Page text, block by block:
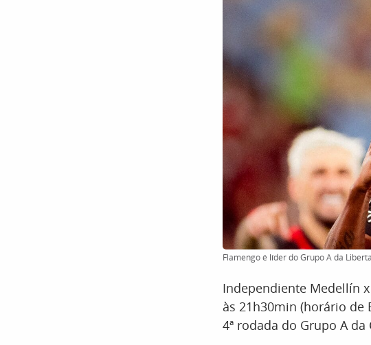
Flamengo é líder do Grupo A da
Independiente Medellín
às 21h30min (horário de
4ª rodada do Grupo A